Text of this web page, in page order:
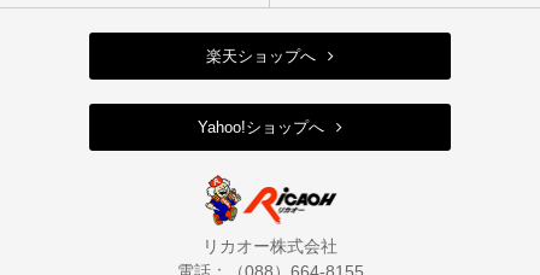
楽天ショップへ
Yahoo!ショップへ
リカオー株式会社